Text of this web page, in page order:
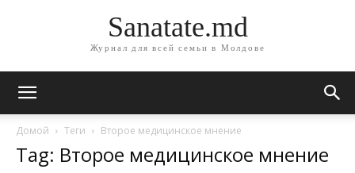
Sanatate.md
Журнал для всей семьи в Молдове
Домой Теги Второе медицинское мнение
Tag: Второе медицинское мнение